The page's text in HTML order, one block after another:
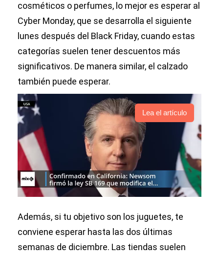
cosméticos o perfumes, lo mejor es esperar al
Cyber Monday, que se desarrolla el siguiente
lunes después del Black Friday, cuando estas
categorías suelen tener descuentos más
significativos. De manera similar, el calzado
también puede esperar.
Lea el artículo
Además, si tu objetivo son los juguetes, te
conviene esperar hasta las dos últimas
semanas de diciembre. Las tiendas suelen